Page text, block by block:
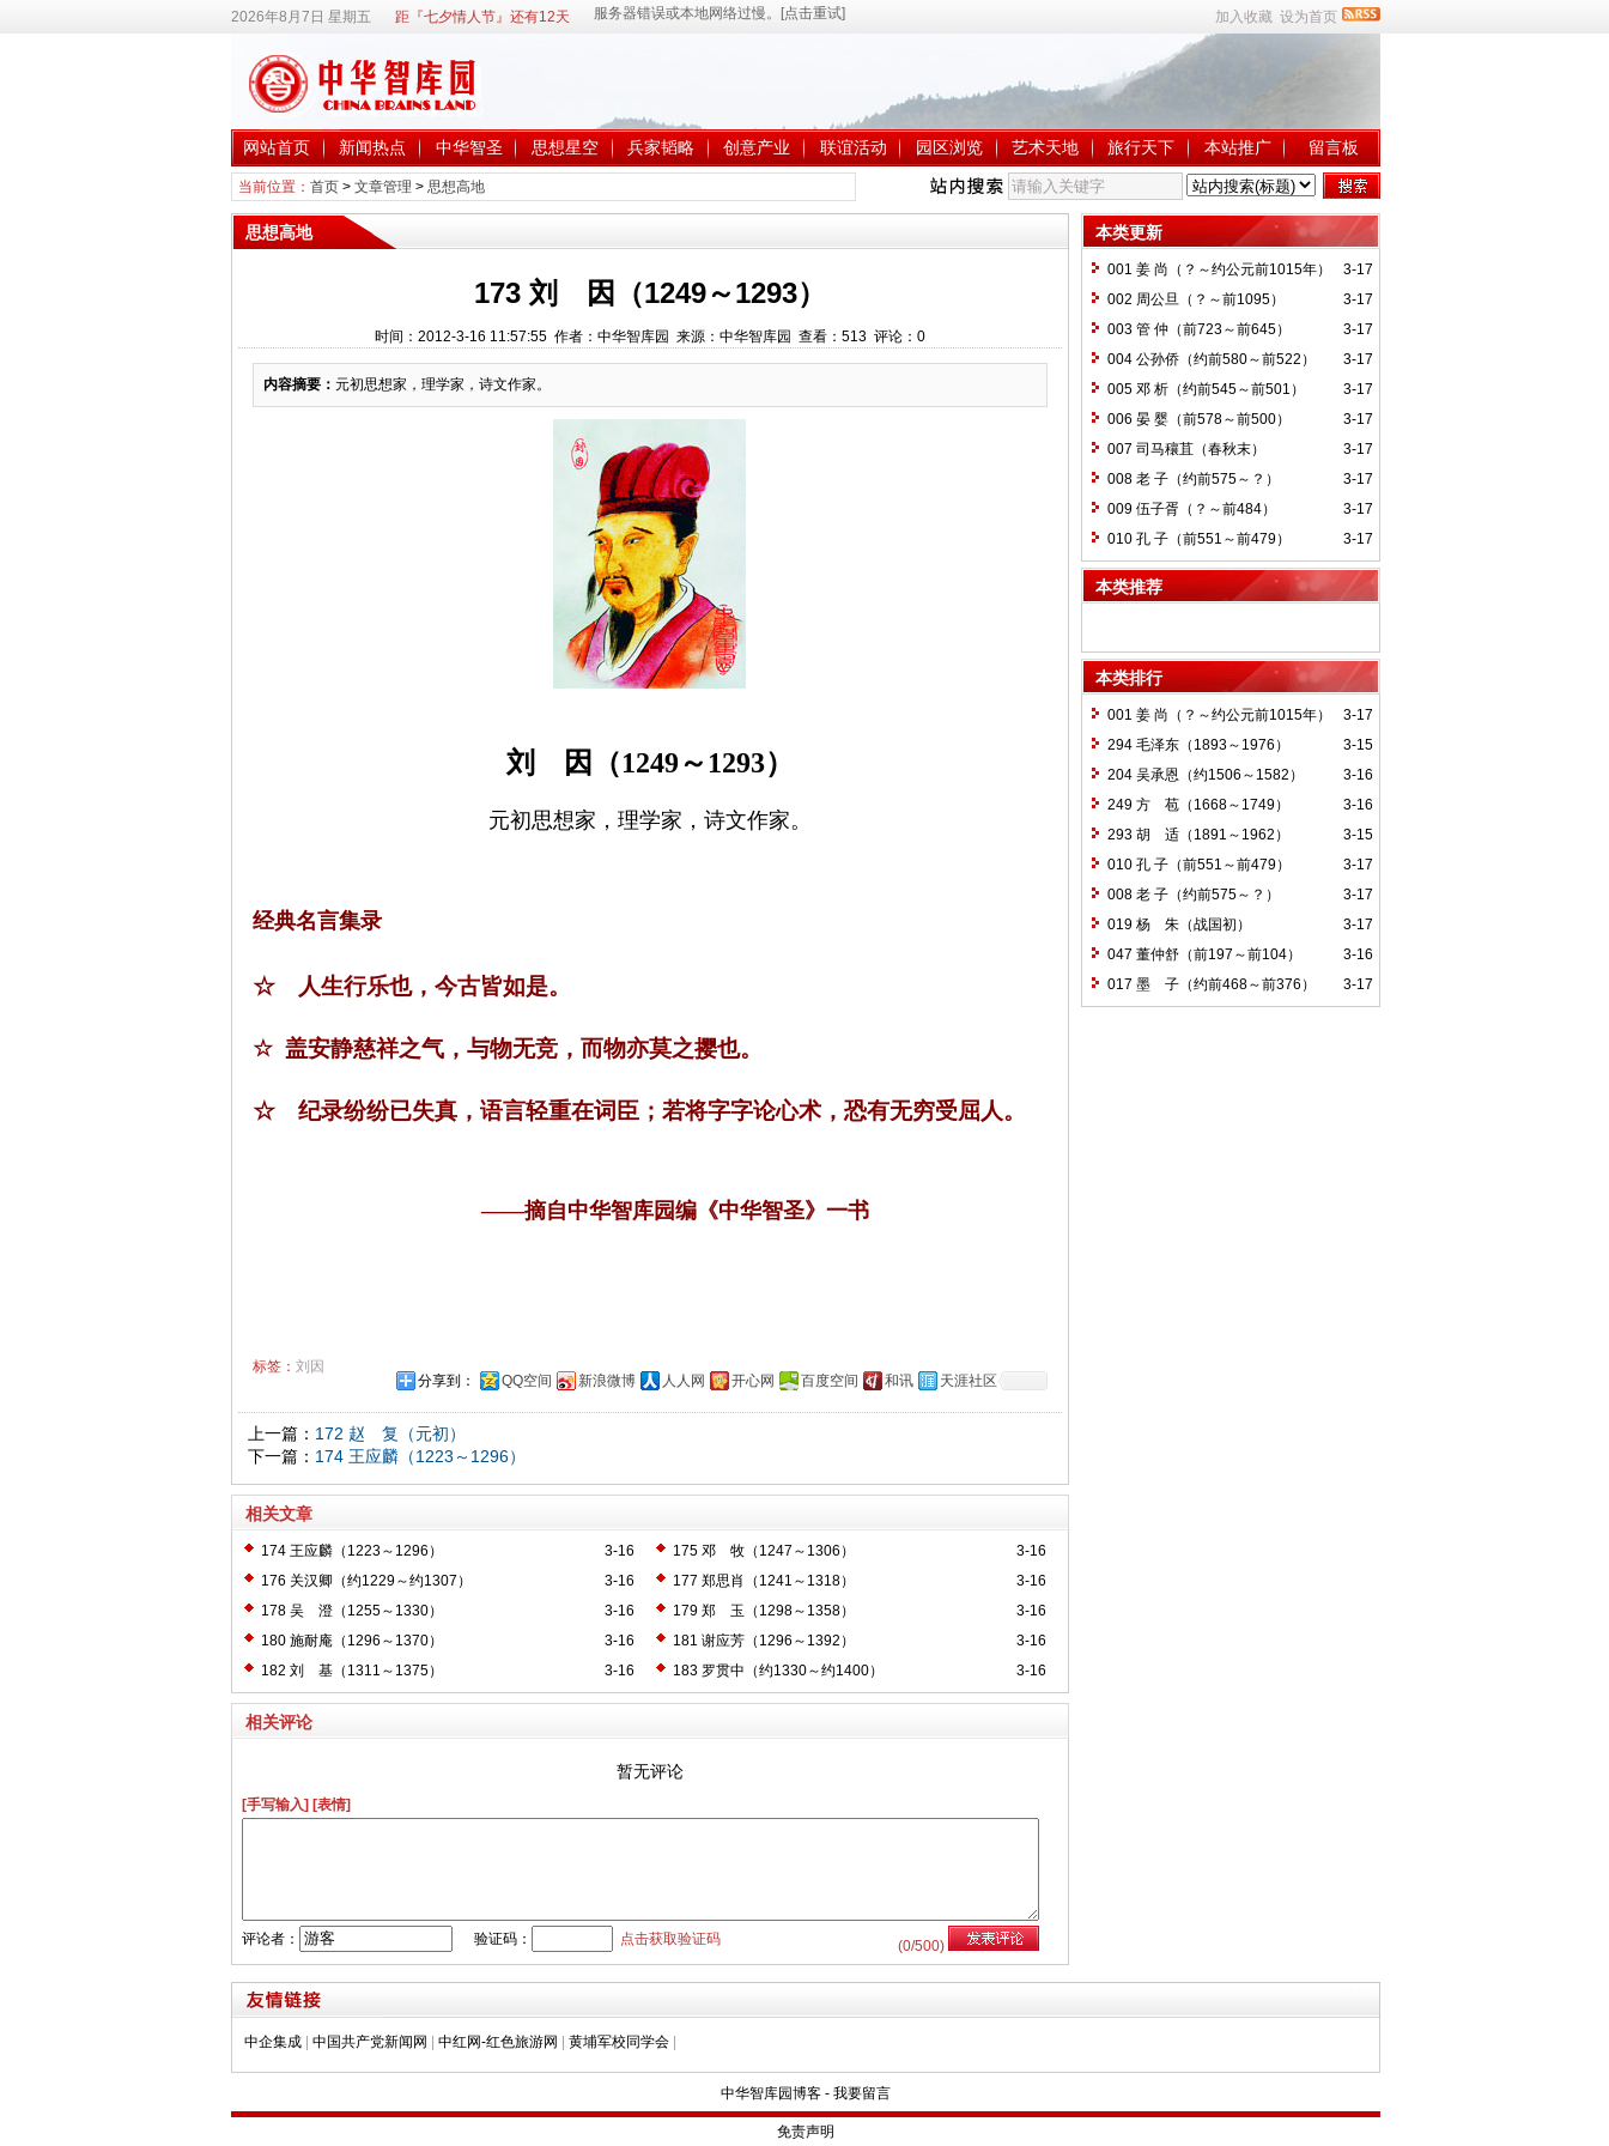
2026年8月7日 星期五 距『七夕情人节』还有12天 加入收藏 设为首页
网站首页 新闻热点 中华智圣 思想星空 兵家韬略 创意产业 联谊活动 园区浏览 艺术天地 旅行天下 本站推广 留言板
当前位置： 首页> 文章管理 > 思想高地
思想高地
173 刘 因（1249～1293）
时间：2012-3-16 11:57:55 作者：中华智库园 来源：中华智库园 查看： 513评论： 0
内容摘要： 元初思想家，理学家，诗文作家。
刘 因（1249～ 1293）
元初思想家，理学家，诗文作家。
经典名言集录
☆ 人生行乐也，今古皆如是。
☆ 盖安静慈祥之气，与物无竞，而物亦莫之撄也。
☆ 纪录纷纷已失真，语言轻重在词臣；若将字字论心术，恐有无穷受屈人。
——摘自中华智库园编《中华智圣》一书
标签： 刘因
分享到：
QQ空间 新浪微博 人人网 开心网 百度空间 和讯 天涯社区
上一篇： 172 赵 复（元初）
下一篇： 174 王应麟（1223～1296）
相关文章
3-16
174 王应麟（1223～1296） 3-16
175 邓 牧（1247～1306）
3-16
176 关汉卿（约1229～约1307） 3-16
177 郑思肖（1241～1318）
3-16
178 吴 澄（1255～1330） 3-16
179 郑 玉（1298～1358）
3-16
180 施耐庵（1296～1370） 3-16
181 谢应芳（1296～1392）
3-16
182 刘 基（1311～1375） 3-16
183 罗贯中（约1330～约1400）
相关评论
暂无评论
[手写输入] [表情]
(0/500)
评论者： 验证码： 点击获取验证码
本类更新
3-17
001 姜 尚（？～约公元前1015年）
3-17
002 周公旦（？～前1095）
3-17
003 管 仲（前723～前645）
3-17
004 公孙侨（约前580～前522）
3-17
005 邓 析（约前545～前501）
3-17
006 晏 婴（前578～前500）
3-17
007 司马穰苴（春秋末）
3-17
008 老 子（约前575～？）
3-17
009 伍子胥（？～前484）
3-17
010 孔 子（前551～前479）
本类推荐
本类排行
3-17
001 姜 尚（？～约公元前1015年）
3-15
294 毛泽东（1893～1976）
3-16
204 吴承恩（约1506～1582）
3-16
249 方 苞（1668～1749）
3-15
293 胡 适（1891～1962）
3-17
010 孔 子（前551～前479）
3-17
008 老 子（约前575～？）
3-17
019 杨 朱（战国初）
3-16
047 董仲舒（前197～前104）
3-17
017 墨 子（约前468～前376）
中企集成 中国共产党新闻网 中红网-红色旅游网 黄埔军校同学会
中华智库园博客- 我要留言
免责声明